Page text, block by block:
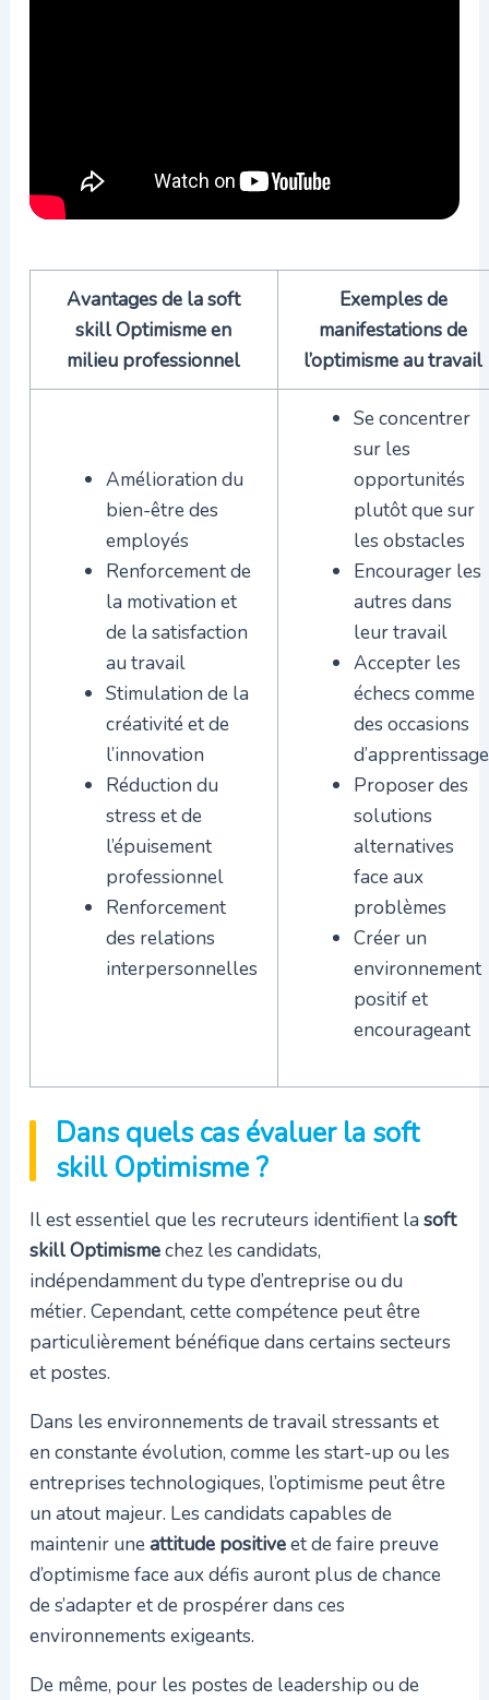
Avantages de la soft
skill Optimisme en
milieu professionnel
Exemples de
manifestations de
l’optimisme au travail
Amélioration du
bien-être des
employés
Renforcement de
la motivation et
de la satisfaction
au travail
Stimulation de la
créativité et de
l’innovation
Réduction du
stress et de
l’épuisement
professionnel
Renforcement
des relations
interpersonnelles
Se concentrer
sur les
opportunités
plutôt que sur
les obstacles
Encourager les
autres dans
leur travail
Accepter les
échecs comme
des occasions
d’apprentissage
Proposer des
solutions
alternatives
face aux
problèmes
Créer un
environnement
positif et
encourageant
Dans quels cas évaluer la soft
skill Optimisme ?
Il est essentiel que les recruteurs identifient la soft
skill Optimismechez les candidats,
indépendamment du type d’entreprise ou du
métier. Cependant, cette compétence peut être
particulièrement bénéfique dans certains secteurs
et postes.
Dans les environnements de travail stressants et
en constante évolution, comme les start-up ou les
entreprises technologiques, l’optimisme peut être
un atout majeur. Les candidats capables de
maintenir uneattitude positiveet de faire preuve
d’optimisme face aux défis auront plus de chance
de s’adapter et de prospérer dans ces
environnements exigeants.
De même, pour les postes de leadership ou de